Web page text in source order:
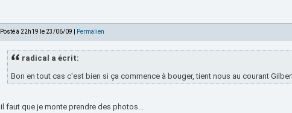
Posté à 22h19 le 23/06/09 | Permalien
radical a écrit:
Bon en tout cas c'est bien si ça commence à bouger, tient nous au courant
il faut que je monte prendre des photos...